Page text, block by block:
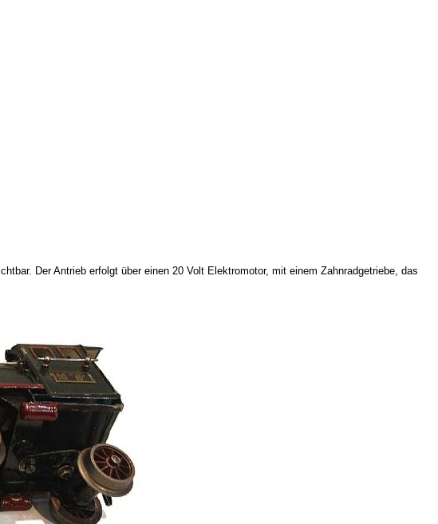
Der Antrieb erfolgt über einen 20 Volt Elektromotor, mit einem Zahnradgetriebe, das